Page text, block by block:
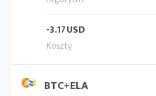
-3.17USD
BTC+ELA